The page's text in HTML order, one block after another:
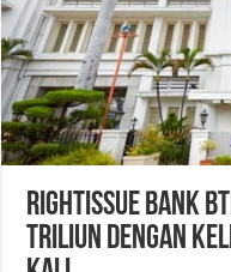
Rightissue Bank
Triliun Dengan